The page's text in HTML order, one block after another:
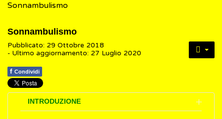
Sonnambulismo
Sonnambulismo
Pubblicato: 29 Ottobre 2018
- Ultimo aggiornamento: 27 Luglio 2020
f Condividi
INTRODUZIONE